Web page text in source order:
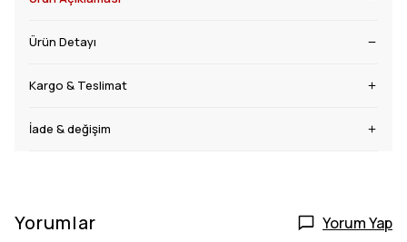
Ürün Detayı
Kargo & Teslimat
İade & değişim
Yorumlar Yorum Yap